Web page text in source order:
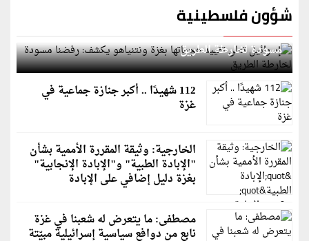
شؤون فلسطينية
إسرائيل تعلن تقييد هجماتها بغزة ونتنياهو يكشف: رفضنا
مسودة لخارطة الطريق
112 شهيدًا .. أكبر جنازة جماعية في
غزة
الخارجية: وثيقة المقررة الأممية بشأن
"الإبادة الطبية" و"الإبادة الإنجابية"
بغزة دليل إضافي على الإبادة
مصطفى: ما يتعرض له شعبنا في غزة
نابع من دوافع سياسية إسرائيلية مبيّتة